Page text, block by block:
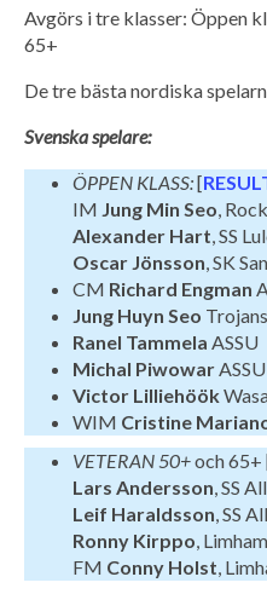
Avgörs i tre klasser: Öppen
65+
De tre bästa nordiska
Svenska spelare:
ÖPPEN KLASS:[
IM Jung Min Seo,
Alexander Hart, SS
Oscar Jönsson, SK
CM Richard Engman
Jung Huyn Seo
Ranel Tammela ASSU
Michal PiwowarASSU
Victor Lilliehöök
WIM Cristine
VETERAN 50+och 65+
Lars Andersson, SS
Leif Haraldsson, SS
Ronny Kirppo,
FM Conny Holst,